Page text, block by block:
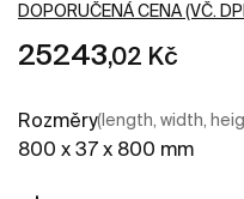
DOPORUČENÁ CENA (VČ.
25243,02 Kč
Rozměry(length, width,
800 x 37 x 800 mm